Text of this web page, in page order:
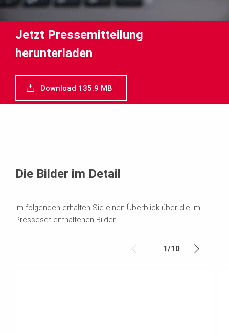
Jetzt Pressemitteilung
herunterladen
Download 135.9 MB
Die Bilder im Detail
Im folgenden erhalten Sie einen Überblick über die im
Presseset enthaltenen Bilder
1/10